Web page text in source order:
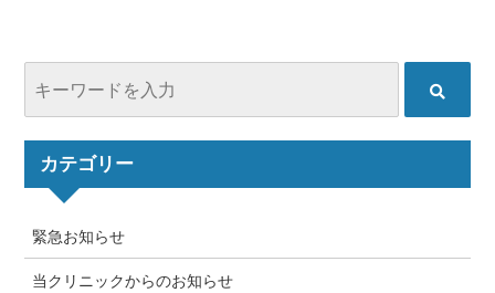
カテゴリー
緊急お知らせ
当クリニックからのお知らせ